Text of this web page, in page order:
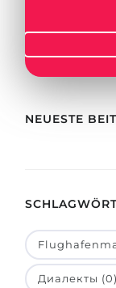
BERUFE
Beispiel-
Holland-Test
RIASEC-Test
BEWERBEN
Medizin
Physik
BEWERBEN
Russland
Ukraine
NEUESTE
Диалекты (0)